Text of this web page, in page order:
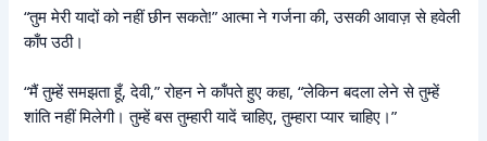
“तुम मेरी यादों को नहीं छीन सकते!” आत्मा ने गर्जना की, उसकी आवाज़ से हवेली
काँप उठी।
“मैं तुम्हें समझता हूँ, देवी,” रोहन ने काँपते हुए कहा, “लेकिन बदला लेने से तुम्हें
शांति नहीं मिलेगी। तुम्हें बस तुम्हारी यादें चाहिए, तुम्हारा प्यार चाहिए।”